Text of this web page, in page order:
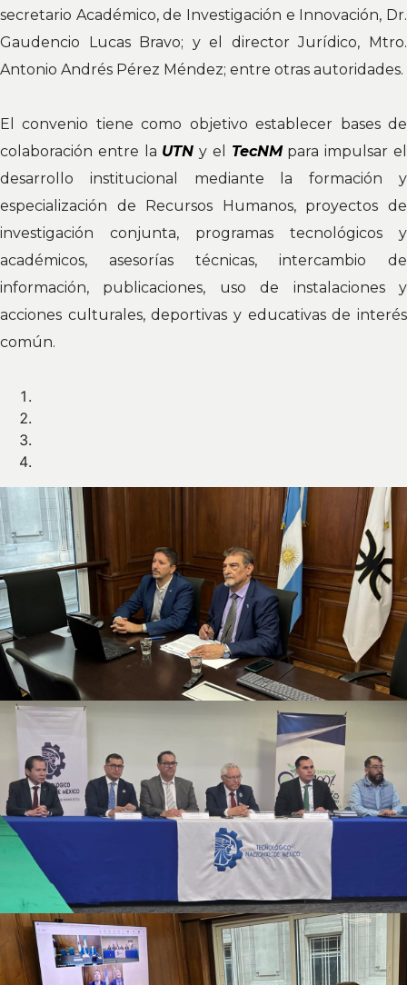
secretario Académico, de Investigación e Innovación, Dr.
Gaudencio Lucas Bravo; y el director Jurídico, Mtro.
Antonio Andrés Pérez Méndez; entre otras autoridades.
El convenio tiene como objetivo establecer bases de
colaboración entre la UTN y el TecNMpara impulsar el
desarrollo institucional mediante la formación y
especialización de Recursos Humanos, proyectos de
investigación conjunta, programas tecnológicos y
académicos, asesorías técnicas, intercambio de
información, publicaciones, uso de instalaciones y
acciones culturales, deportivas y educativas de interés
común.